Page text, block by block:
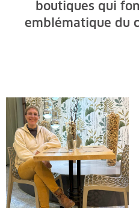
boutiques qui
emblématique du